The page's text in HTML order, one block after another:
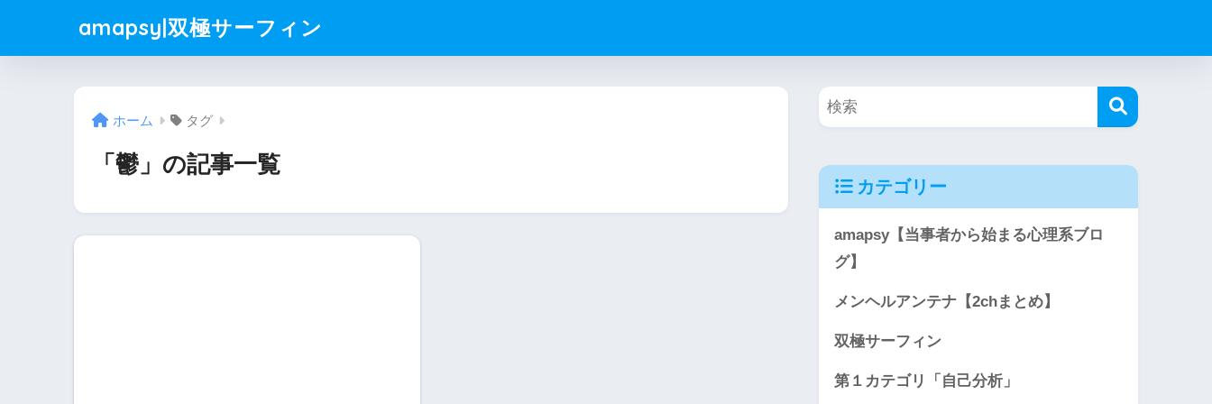
amapsy|双極サーフィン
ホーム タグ
「鬱」の記事一覧
カテゴリー
amapsy【当事者から始まる心理系ブロ
グ】
メンヘルアンテナ【2chまとめ】
双極サーフィン
第１カテゴリ「自己分析」